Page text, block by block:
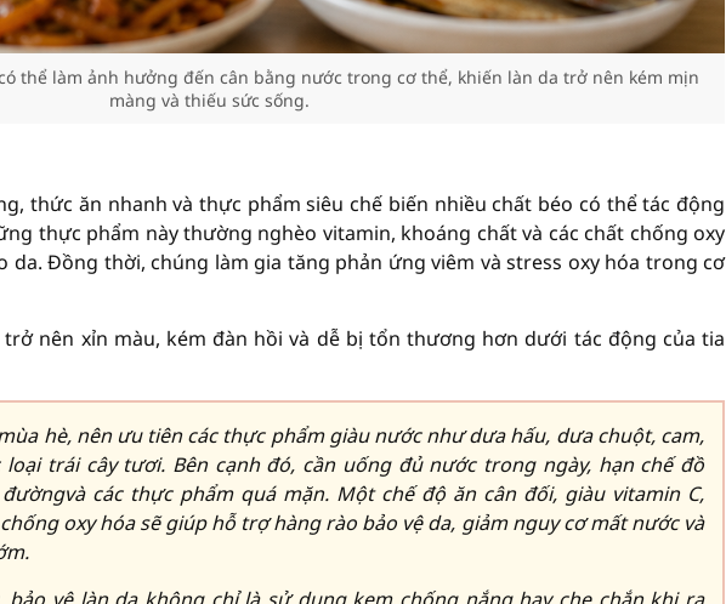
thể làm ảnh hưởng đến cân bằng nước trong cơ thể, khiến làn da trở nên kém mịn
màng và thiếu sức sống.
thức ăn nhanh và thực phẩm siêu chế biến nhiều chất béo có thể tác động
thực phẩm này thường nghèo vitamin, khoáng chất và các chất chống oxy
da. Đồng thời, chúng làm gia tăng phản ứng viêm và stress oxy hóa trong cơ
nên xỉn màu, kém đàn hồi và dễ bị tổn thương hơn dưới tác động của tia
hè, nên ưu tiên các thực phẩm giàu nước như dưa hấu, dưa chuột, cam,
loại trái cây tươi. Bên cạnh đó, cần uống đủ nước trong ngày, hạn chế đồ
các thực phẩm quá mặn. Một chế độ ăn cân đối, giàu vitamin C,
oxy hóa sẽ giúp hỗ trợ hàng rào bảo vệ da, giảm nguy cơ mất nước và